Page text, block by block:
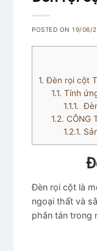
POSTED ON19/06/
1. Đèn rọi cột
1.1. Tính
1.1.1.
1.2. CÔNG
1.2.1.
Đèn rọi cột là
ngoại thất và
phân tán trong